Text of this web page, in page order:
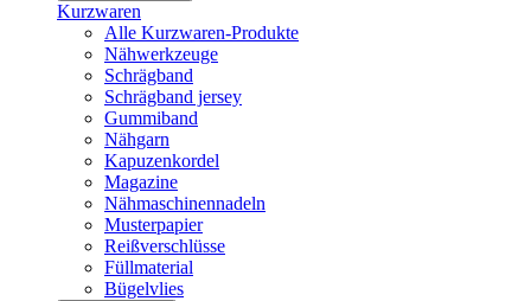
Kurzwaren
Alle Kurzwaren-Produkte
Nähwerkzeuge
Schrägband
Schrägband jersey
Gummiband
Nähgarn
Kapuzenkordel
Magazine
Nähmaschinennadeln
Musterpapier
Reißverschlüsse
Füllmaterial
Bügelvlies